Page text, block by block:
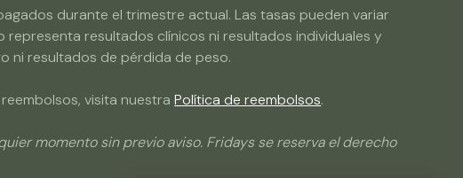
durante el trimestre actual. Las tasas pueden variar
resultados clínicos ni resultados individuales y
ni resultados de pérdida de peso.
visita nuestraPolítica de reembolsos.
momento sin previo aviso. Fridays se reserva el derecho